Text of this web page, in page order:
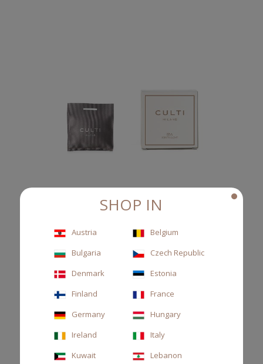
CUSCINETTO CASA ERA
Cuscinetto profumato casa, cassis, rosa e ambra vegetale.
22,00 €
SHOP IN
Austria
Belgium
Bulgaria
Czech Republic
Denmark
Estonia
Finland
France
Germany
Hungary
Ireland
Italy
Kuwait
Lebanon